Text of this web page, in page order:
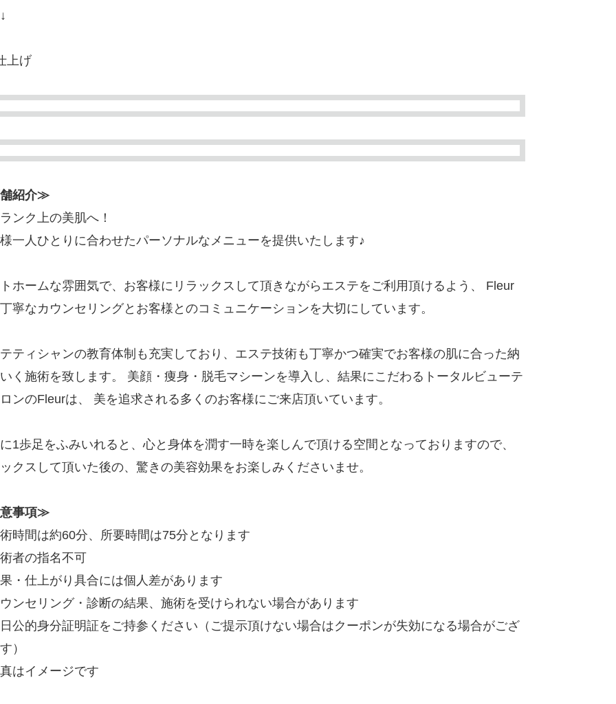
上げ
紹介≫
ンク上の美肌へ！
一人ひとりに合わせたパーソナルなメニューを提供いたします♪
ホームな雰囲気で、お客様にリラックスして頂きながらエステをご利用頂けるよう、 Fleur
寧なカウンセリングとお客様とのコミュニケーションを大切にしています。
ティシャンの教育体制も充実しており、エステ技術も丁寧かつ確実でお客様の肌に合った納
く施術を致します。 美顔・痩身・脱毛マシーンを導入し、結果にこだわるトータルビューテ
ンのFleurは、 美を追求される多くのお客様にご来店頂いています。
1歩足をふみいれると、心と身体を潤す一時を楽しんで頂ける空間となっておりますので、
クスして頂いた後の、驚きの美容効果をお楽しみくださいませ。
事項≫
時間は約60分、所要時間は75分となります
者の指名不可
・仕上がり具合には個人差があります
ンセリング・診断の結果、施術を受けられない場合があります
公的身分証明証をご持参ください（ご提示頂けない場合はクーポンが失効になる場合がござ
）
はイメージです